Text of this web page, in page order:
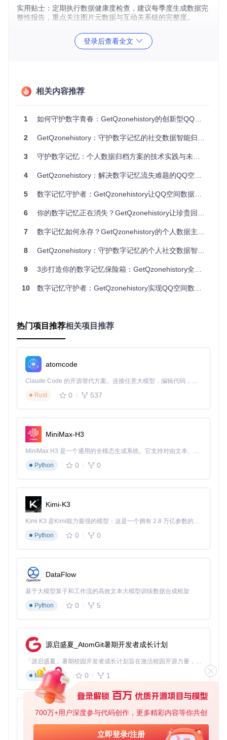
700万+用户深度参与代码创作，更多精彩内容等你共创
立即登录/注册
实用贴士：定期执行数据健康度检查，建议每季度生成数据完
整性报告，重点关注图片元数据与互动关系链的完整度。
智能归档技术架构：从数据采集到价值转化的全
方案减少68%的敏感信息暴露面。数据层采用自适应请求调度
本、图片、视频的自动分类，结构化效率较人工整理提升12
续可通过增量模式每日自动同步，平衡数据新鲜度与系统资源
2023年的个人成长档案。系统通过时间轴重组技术，将分散的
个关键人生节点，为其硕士论文提供了珍贵的一手社会变迁资
储空间占用减少62%。
实用贴士：启用双因素加密存储，将敏感互动记录单独加密，
某连锁餐饮品牌通过GetQzonehistory构建了消费者反馈分析
系统。工具以非侵入方式采集品牌相关UGC内容，通过情感分
析模块将3200+条用户评价转化为结构化数据。对比传统问卷
调研，该方案使数据采集成本降低75%，而反馈响应速度提升
3倍，为产品迭代提供了实时决策依据。
实用贴士：针对商业场景，建议配置关键词过滤规则，自动标
记高价值反馈并生成趋势分析报告，提升数据转化效率。
增量备份技术：资源优化的智能解决方案
56算法对每段内容生成唯一标识，在某中学班级回忆录项目
中，实现了10万+条历史数据的增量同步，仅传输变化内容使
带宽消耗降低89%，同步时间从4小时缩短至23分钟，同时保
证数据一致性达99.98%。
实用贴士：定期执行数据校验，建议每月进行一次全量校验，
配合增量同步使用，确保长期存储的数据完整性。
会情绪数据。通过对2015-2020年间的86万条公开动态进行语
义分析，成功构建了区域情感变化模型，其研究成果发表于
《数字人文》期刊。该案例证明，经过结构化处理的社交数据
实用贴士：针对研究场景，建议开启原始数据与分析结果的关
联存储，保留数据溯源能力，满足学术研究的可重复性要求。
GetQzonehistory通过技术创新重新定义了数字记忆保护的标
准。其核心价值不仅在于解决数据留存的技术难题，更在于构
建了从数据采集到价值转化的完整生态。随着个人数字资产意
识的觉醒，这样的智能归档方案将成为连接过去与未来的重要
桥梁，让每一段数字记忆都能得到应有的尊重与妥善的保存。
GetQzonehistory 下载源代码
获取QQ空间发布的历史说说
登录后查看全文
相关内容推荐
1 如何守护数字青春：GetQzonehistory的创新型QQ空间数据归档方案
2 GetQzonehistory：守护数字记忆的社交数据智能归档方案
3 守护数字记忆：个人数据归档方案的技术实践与未来展望
4 GetQzonehistory：解决数字记忆流失难题的QQ空间数据归档方案
5 数字记忆守护者：GetQzonehistory让QQ空间数据备份不再复杂
6 你的数字记忆正在消失？GetQzonehistory让珍贵回忆永久保存
7 数字记忆如何永存？GetQzonehistory的个人数据主权解决方案
8 GetQzonehistory：守护数字记忆的个人社交数据智能归档解决方案
9 3步打造你的数字记忆保险箱：GetQzonehistory全解析
10 数字记忆守护者：GetQzonehistory实现QQ空间数据本地备份全攻略
热门项目推荐相关项目推荐
atomcode
Claude Code 的开源替代方案。连接任意大模型，编辑代码，运行命令，自动验证 — 全自动执行。用 Rust 构建，极致性能。 ｜ An open-source alternative to Claude Code. Connect any LLM, edit code, run commands, and verify changes — autonomously. Built in Rust for speed. Get Started
Rust
0 537
MiniMax-H3
MiniMax H3 是一个通用的全模态生成系统。它支持对由文本、图像、视频和音频组成的多模态上下文进行统一理解，并能生成分辨率高达 2K、时长可达 15 秒的带原生立体声音频的视频。得益于面向任务泛化的系统设计，H3 在预训练阶段就已具备广泛的多模态上下文理解与生成能力，能够出色地执行复杂的多模态指令。
Python
0 0
Kimi-K3
Kimi K3 是Kimi能力最强的模型：这是一个拥有 2.8 万亿参数的混合专家（MoE）模型，具备原生视觉理解能力，并支持 100 万 token 的上下文窗口。
Python
0 0
DataFlow
基于大模型算子和工作流的高效文本大模型训练数据合成框架
Python
0 5
源启盛夏_AtomGit暑期开发者成长计划
「源启盛夏」暑期校园开发者成长计划旨在激活校园开源力量，通过积分激励、认证扶持、资源倾斜等形式，引导高校组织和开发者完成「入驻 — 建项目 — 做贡献 — 获认证 — 得资源」的完整闭环。无论你是想带领社团入驻平台的组织者，还是希望用代码贡献证明自己的开发者，都能在这里找到属于你的成长路径。
Markdown
0 1
py-xiaozhi
基于Python的Xiaozhi AI，适用于想要完整Xiaozhi体验而无需拥有专用硬件的用户。